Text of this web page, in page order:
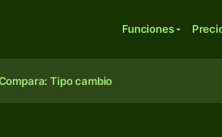
Funciones
Tipo cambio